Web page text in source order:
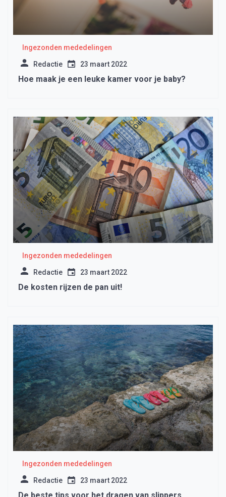
Ingezonden mededelingen
Redactie 23 maart 2022
Hoe maak je een leuke kamer voor je baby?
Ingezonden mededelingen
Redactie 23 maart 2022
De kosten rijzen de pan uit!
Ingezonden mededelingen
Redactie 23 maart 2022